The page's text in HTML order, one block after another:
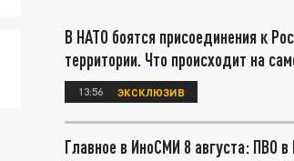
В НАТО боятся присоединения к
территории. Что происходит на
13:56 ЭКСКЛЮЗИВ
Главное в ИноСМИ 8 августа: ПВО в